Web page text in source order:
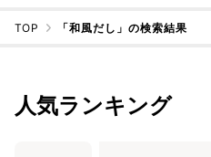
TOP 「和風だし」の検索結果
人気ランキング